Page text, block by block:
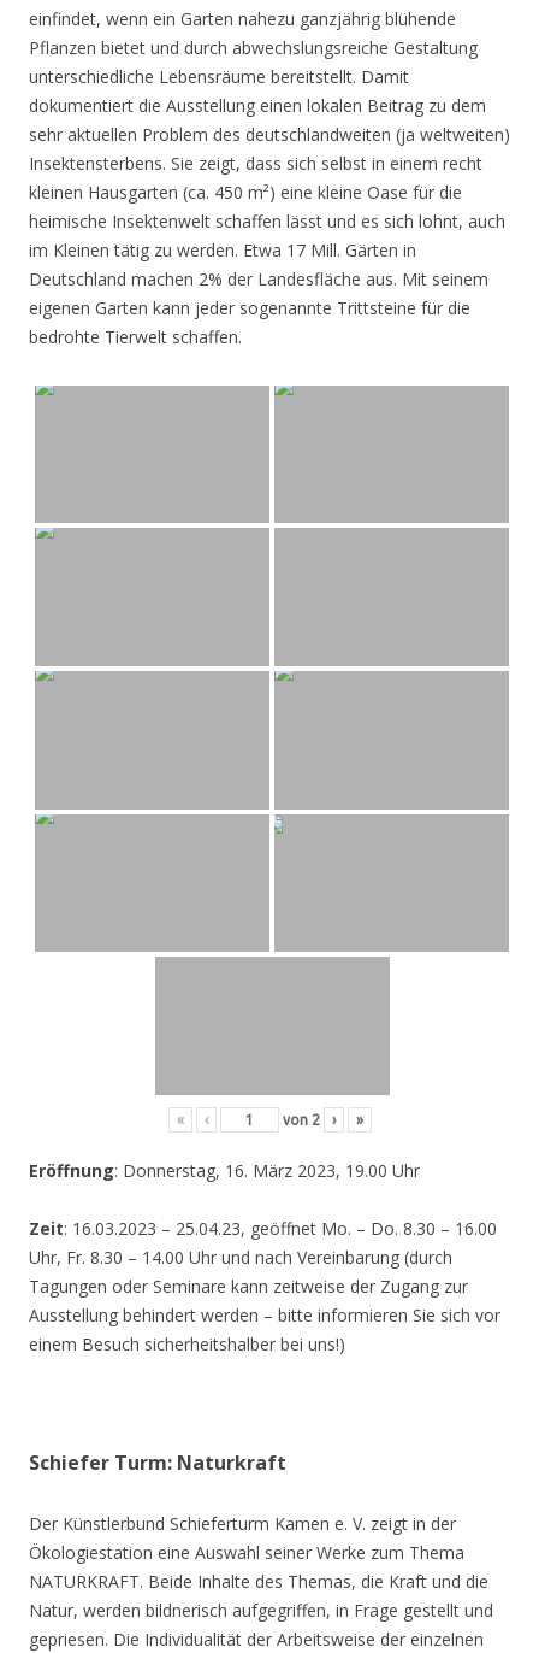
einfindet, wenn ein Garten nahezu ganzjährig blühende
Pflanzen bietet und durch abwechslungsreiche Gestaltung
unterschiedliche Lebensräume bereitstellt. Damit
dokumentiert die Ausstellung einen lokalen Beitrag zu dem
sehr aktuellen Problem des deutschlandweiten (ja weltweiten)
Insektensterbens. Sie zeigt, dass sich selbst in einem recht
kleinen Hausgarten (ca. 450 m²) eine kleine Oase für die
heimische Insektenwelt schaffen lässt und es sich lohnt, auch
im Kleinen tätig zu werden. Etwa 17 Mill. Gärten in
Deutschland machen 2% der Landesfläche aus. Mit seinem
eigenen Garten kann jeder sogenannte Trittsteine für die
bedrohte Tierwelt schaffen.
« ‹ von 2 › »
Eröffnung: Donnerstag, 16. März 2023, 19.00 Uhr
Zeit: 16.03.2023 – 25.04.23, geöffnet Mo. – Do. 8.30 – 16.00
Uhr, Fr. 8.30 – 14.00 Uhr und nach Vereinbarung (durch
Tagungen oder Seminare kann zeitweise der Zugang zur
Ausstellung behindert werden – bitte informieren Sie sich vor
einem Besuch sicherheitshalber bei uns!)
Schiefer Turm: Naturkraft
Der Künstlerbund Schieferturm Kamen e. V. zeigt in der
Ökologiestation eine Auswahl seiner Werke zum Thema
NATURKRAFT. Beide Inhalte des Themas, die Kraft und die
Natur, werden bildnerisch aufgegriffen, in Frage gestellt und
gepriesen. Die Individualität der Arbeitsweise der einzelnen